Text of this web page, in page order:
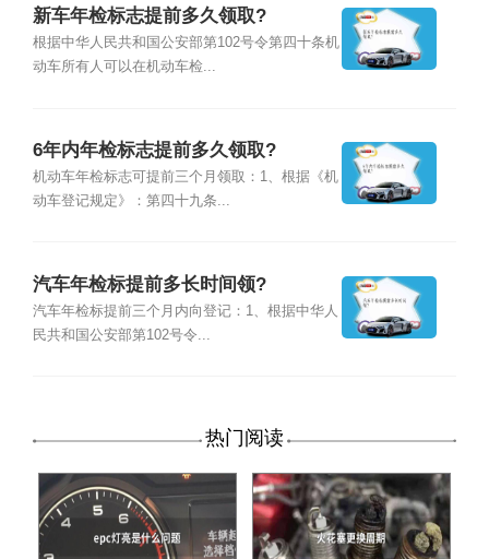
新车年检标志提前多久领取?
根据中华人民共和国公安部第102号令第四十条机
动车所有人可以在机动车检...
6年内年检标志提前多久领取?
机动车年检标志可提前三个月领取：1、根据《机
动车登记规定》：第四十九条...
汽车年检标提前多长时间领?
汽车年检标提前三个月内向登记：1、根据中华人
民共和国公安部第102号令...
热门阅读